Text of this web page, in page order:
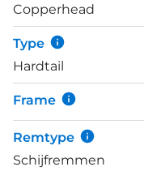
je vanaf het stuur
als het parcours
rechte stuk
Copperhead
Type
Hardtail
Frame
Remtype
Schijfremmen